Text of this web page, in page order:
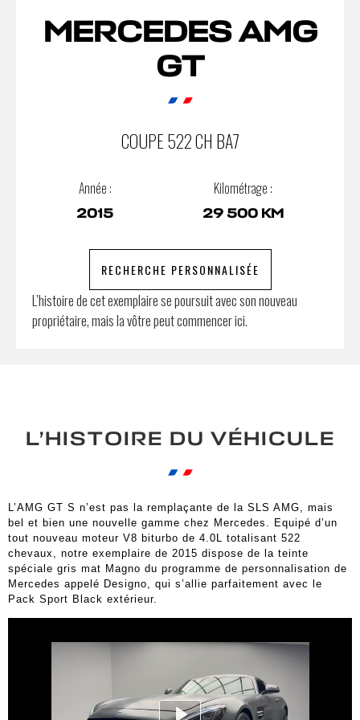
MERCEDES AMG
GT
COUPE 522 CH BA7
Année :
2015
Kilométrage :
29 500 KM
RECHERCHE PERSONNALISÉE
L’histoire de cet exemplaire se poursuit avec son nouveau
propriétaire, mais la vôtre peut commencer ici.
L’HISTOIRE DU VÉHICULE
L’AMG GT S n’est pas la remplaçante de la SLS AMG, mais
bel et bien une nouvelle gamme chez Mercedes. Equipé d’un
tout nouveau moteur V8 biturbo de 4.0L totalisant 522
chevaux, notre exemplaire de 2015 dispose de la teinte
spéciale gris mat Magno du programme de personnalisation de
Mercedes appelé Designo, qui s’allie parfaitement avec le
Pack Sport Black extérieur.